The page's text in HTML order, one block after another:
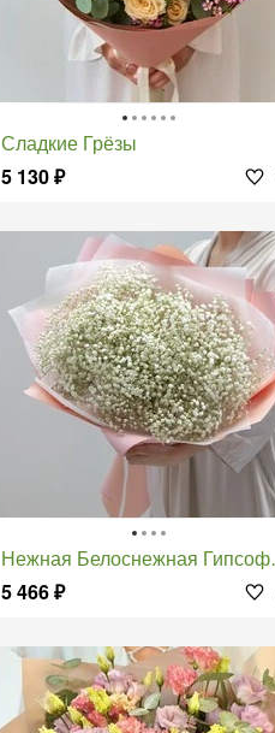
Сладкие Грёзы
5 130₽
Нежная Белоснежная Гипсофила
5 466₽